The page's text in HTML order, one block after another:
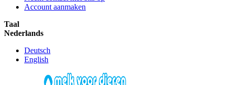
Account aanmaken
Taal
Nederlands
Deutsch
English